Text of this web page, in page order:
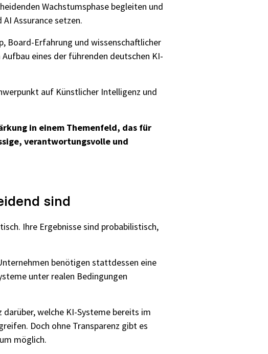
Wachstumsphase begleiten und
Assurance setzen.
Board-Erfahrung und wissenschaftlicher
eines der führenden deutschen KI-
auf Künstlicher Intelligenz und
in einem Themenfeld, das für
verantwortungsvolle und
sind
Ihre Ergebnisse sind probabilistisch,
benötigen stattdessen eine
unter realen Bedingungen
welche KI-Systeme bereits im
Doch ohne Transparenz gibt es
möglich.